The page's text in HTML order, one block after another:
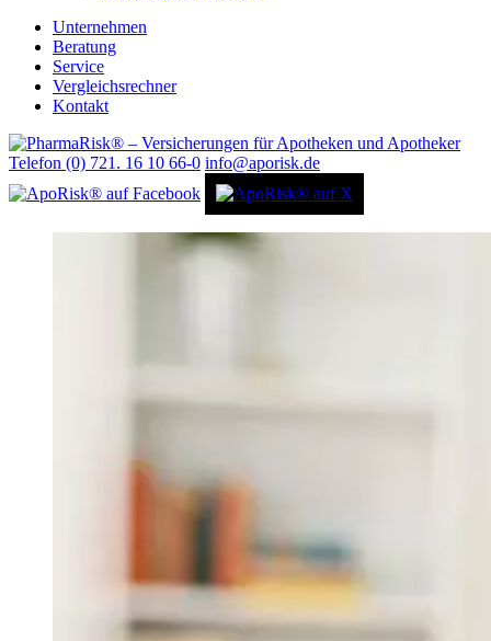
Unternehmen
Beratung
Service
Vergleichsrechner
Kontakt
Telefon (0) 721. 16 10 66-0 info@aporisk.de